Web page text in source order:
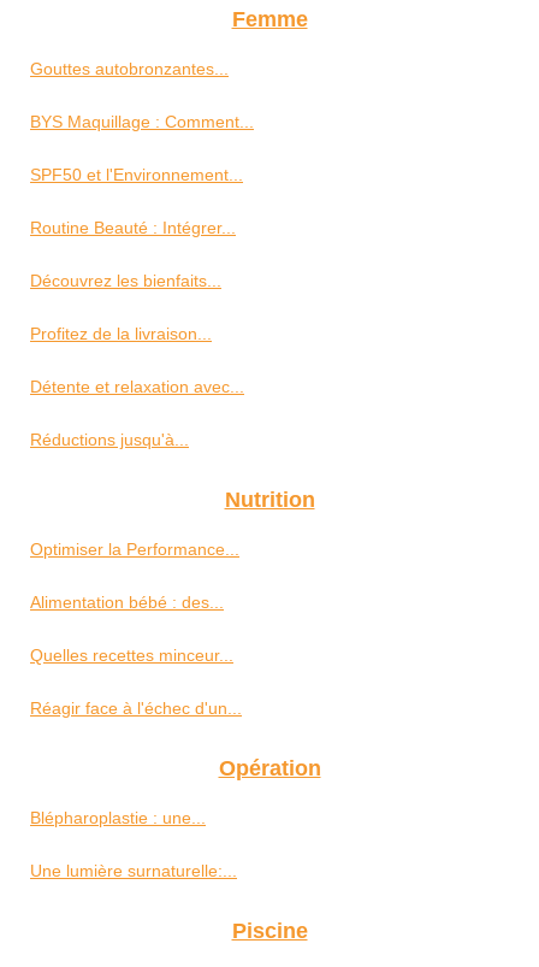
Femme
Gouttes autobronzantes...
BYS Maquillage : Comment...
SPF50 et l'Environnement...
Routine Beauté : Intégrer...
Découvrez les bienfaits...
Profitez de la livraison...
Détente et relaxation avec...
Réductions jusqu'à...
Nutrition
Optimiser la Performance...
Alimentation bébé : des...
Quelles recettes minceur...
Réagir face à l'échec d'un...
Opération
Blépharoplastie : une...
Une lumière surnaturelle:...
Piscine